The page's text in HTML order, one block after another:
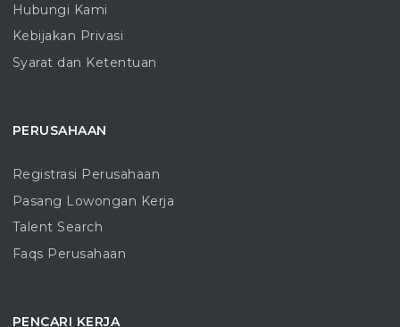
Hubungi Kami
Kebijakan Privasi
Syarat dan Ketentuan
PERUSAHAAN
Registrasi Perusahaan
Pasang Lowongan Kerja
Talent Search
Faqs Perusahaan
PENCARI KERJA